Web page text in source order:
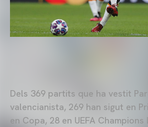
Dels 369 partits que ha vestit
valencianista, 269 han sigut en
en Copa, 28 en UEFA Champions